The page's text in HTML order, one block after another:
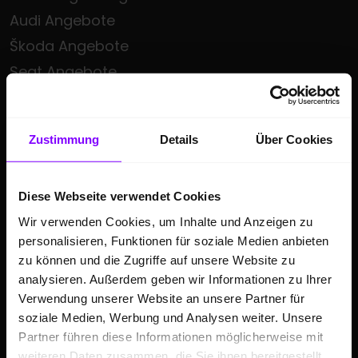
Zustimmung Details Über Cookies
Diese Webseite verwendet Cookies
Wir verwenden Cookies, um Inhalte und Anzeigen zu
personalisieren, Funktionen für soziale Medien anbieten
zu können und die Zugriffe auf unsere Website zu
analysieren. Außerdem geben wir Informationen zu Ihrer
Verwendung unserer Website an unsere Partner für
soziale Medien, Werbung und Analysen weiter. Unsere
Partner führen diese Informationen möglicherweise mit
Audi Angebote
Škoda Angebote
Seat Angebote
Hülpert kauft Ihr Auto
E-Mobilität
Gebrauchtwagen
Saisonale Sonderangebote
Kleinwagen
SUV
GESCHÄFTSKUNDEN